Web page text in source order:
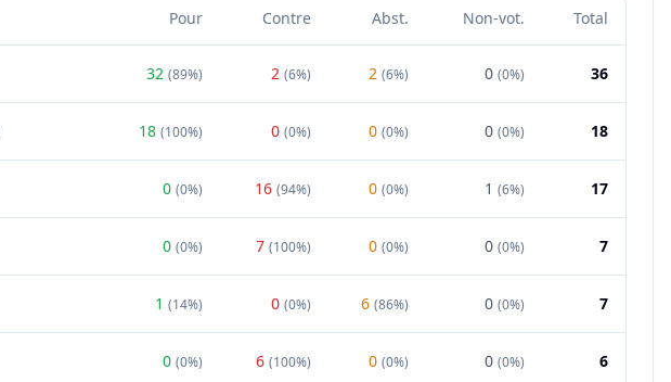
Pour Contre Abst. Non-vot. Total
32 (89%) 2 (6%) 2 (6%) 0 (0%) 36
18 (100%) 0 (0%) 0 (0%) 0 (0%) 18
0 (0%) 16 (94%) 0 (0%) 1 (6%) 17
0 (0%) 7 (100%) 0 (0%) 0 (0%) 7
1 (14%) 0 (0%) 6 (86%) 0 (0%) 7
0 (0%) 6 (100%) 0 (0%) 0 (0%) 6